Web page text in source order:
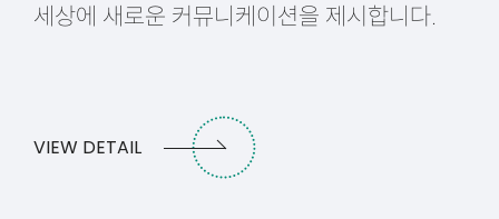
세상에 새로운 커뮤니케이션을 제시합니다.
VIEW DETAIL